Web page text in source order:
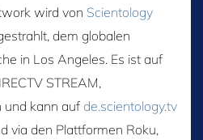
wird von Scientology
dem globalen
in Los Angeles. Es ist auf
STREAM,
und kann auf de.scientology.tv
via den Plattformen Roku,